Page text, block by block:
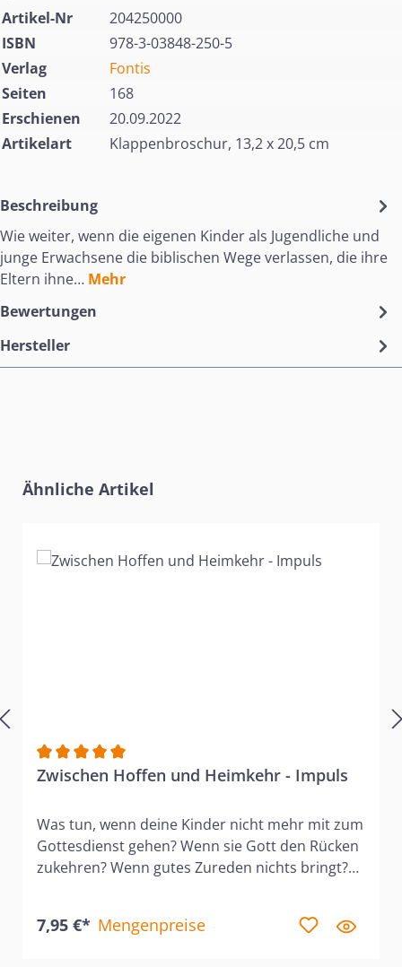
Artikel-Nr
204250000
ISBN
978-3-03848-250-5
Verlag
Fontis
Seiten
168
Erschienen
20.09.2022
Artikelart
Klappenbroschur, 13,2 x 20,5 cm
Beschreibung
Wie weiter, wenn die eigenen Kinder als Jugendliche und
junge Erwachsene die biblischen Wege verlassen, die ihre
Eltern ihne… Mehr
Bewertungen
Hersteller
Produktgalerie überspringen
Ähnliche Artikel
Durchschnittliche Bewertung von 5 von 5 Sternen
Zwischen Hoffen und Heimkehr - Impuls
Was tun, wenn deine Kinder nicht mehr mit zum
Gottesdienst gehen? Wenn sie Gott den Rücken
zukehren? Wenn gutes Zureden nichts bringt?
persönlicher Erfahrungen, wie Kinder sich oft
7,95 €* Mengenpreise